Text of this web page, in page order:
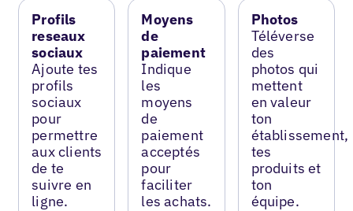
Profils
reseaux
sociaux
Ajoute tes
profils
sociaux
pour
permettre
aux clients
de te
suivre en
ligne.
Moyens
de
paiement
Indique
les
moyens
de
paiement
acceptés
pour
faciliter
les achats.
Photos
Téléverse
des
photos qui
mettent
en valeur
ton
établissement,
tes
produits et
ton
équipe.